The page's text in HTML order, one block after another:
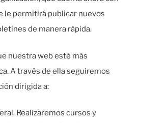
le permitirá publicar nuevos
de manera rápida.
nuestra web esté más
A través de ella seguiremos
dirigida a:
Realizaremos cursos y